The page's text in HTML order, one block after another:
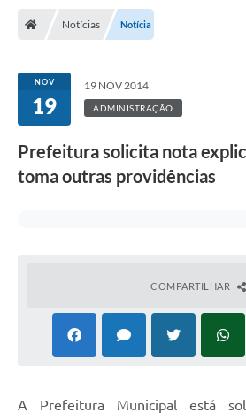
Conselhos Municipais
Serviços on-line
Turismo
A Nossa Cidade
Audiências Públicas
Notícias Notícia
NOV
19
19 NOV 2014
ADMINISTRAÇÃO
Prefeitura solicita nota
toma outras providências
COMPARTILHAR
A Prefeitura Municipal está